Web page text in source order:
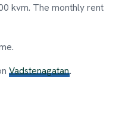
kvm. The monthly rent
Vadstenagatan.